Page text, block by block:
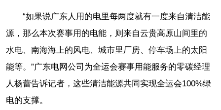
“如果说广东人用的电里每两度就有一度来自清洁能
源，那么本次赛事用的电能，则来自云贵高原山间里的
水电、南海海上的风电、城市里厂房、停车场上的太阳
能等。”广东电网公司为全运会赛事用能服务的零碳经理
人杨蕾告诉记者，这些清洁能源共同实现全运会100%绿
电的支撑。